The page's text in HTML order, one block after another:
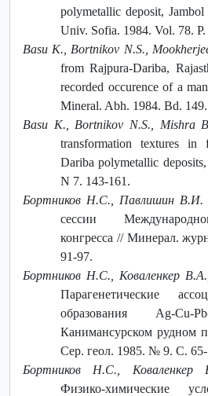
polymetallic deposit,
Univ. Sofia. 1984. Vol. 78.
Basu K., Bortnikov N.S.,
from Rajpura-Dariba,
recorded occurence of a
Mineral. Abh. 1984. Bd.
Basu K., Bortnikov N.S., Mishra
transformation textures in
Dariba polymetallic
N 7. 143-161.
Бортников Н.С., Павлишин В.И.
сессии
конгресса // Минерал.
91-97.
Бортников Н.С., Коваленкер
Парагенетические
образования Ag-Cu-
Канимансурском
Сер. геол. 1985. № 9. С. 65-
Бортников Н.С.,
Физико-химические